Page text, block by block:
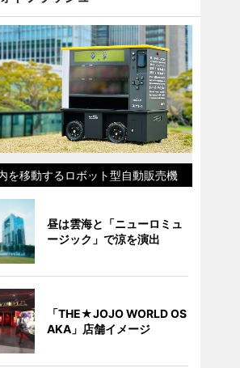
を移動するロボット型自動販売機
昼は雲海と「ニューロミュ
ージック」で涼を演出
「THE★JOJO WORLD OS
AKA」店舗イメージ